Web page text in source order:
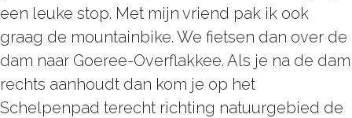
een leuke stop. Met mijn vriend pak ik ook
graag de mountainbike. We fietsen dan over de
dam naar Goeree-Overflakkee. Als je na de dam
rechts aanhoudt dan kom je op het
Schelpenpad terecht richting natuurgebied de